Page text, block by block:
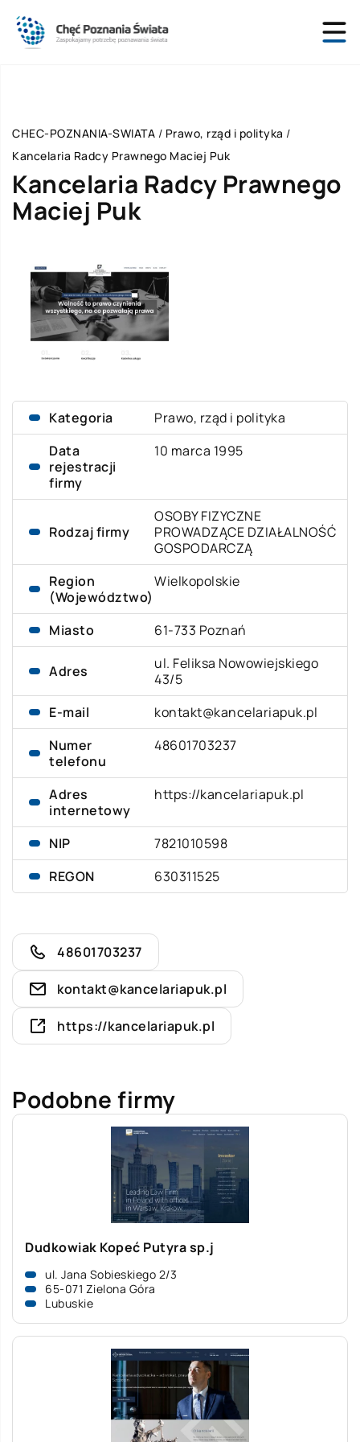
CHEC-POZNANIA-SWIATA / Prawo, rząd i polityka /
Kancelaria Radcy Prawnego Maciej Puk
Kancelaria Radcy Prawnego
Maciej Puk
Kategoria
Prawo, rząd i polityka
Data
rejestracji
firmy
10 marca 1995
Rodzaj firmy
OSOBY FIZYCZNE
PROWADZĄCE DZIAŁALNOŚĆ
GOSPODARCZĄ
Region
(Województwo)
Wielkopolskie
Miasto 61-733 Poznań
Adres
ul. Feliksa Nowowiejskiego
43/5
E-mail
kontakt@kancelariapuk.pl
Numer
telefonu
48601703237
Adres
internetowy
https://kancelariapuk.pl
NIP
7821010598
REGON
630311525
48601703237
kontakt@kancelariapuk.pl
https://kancelariapuk.pl
Podobne firmy
Dudkowiak Kopeć Putyra sp.j
ul. Jana Sobieskiego 2/3
65-071 Zielona Góra
Lubuskie